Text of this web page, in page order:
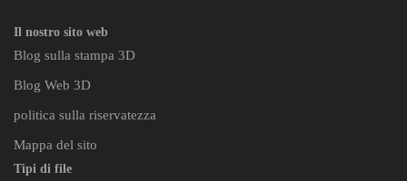
Il nostro sito web
Blog sulla stampa 3D
Blog Web 3D
politica sulla riservatezza
Mappa del sito
Tipi di file